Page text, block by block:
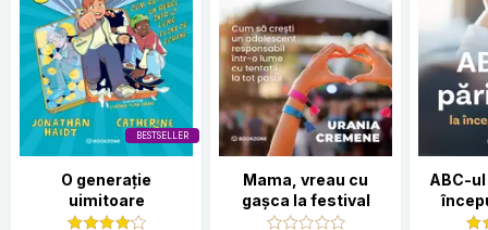
BESTSELLER
O generație
uimitoare
Mama, vreau cu
gașca la festival
ABC-